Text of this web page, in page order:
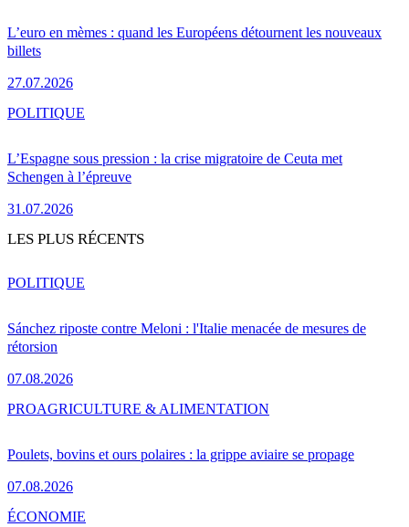
L’euro en mèmes : quand les Européens détournent les nouveaux
billets
27.07.2026
L’Espagne sous pression : la crise migratoire de Ceuta met
Schengen à l’épreuve
31.07.2026
POLITIQUE
LES PLUS RÉCENTS
Sánchez riposte contre Meloni : l'Italie menacée de mesures de
rétorsion
07.08.2026
POLITIQUE
Poulets, bovins et ours polaires : la grippe aviaire se propage
07.08.2026
PROAGRICULTURE & ALIMENTATION
ÉCONOMIE